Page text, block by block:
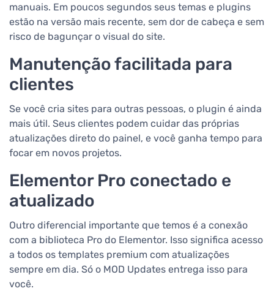
manuais. Em poucos segundos seus temas e plugins
estão na versão mais recente, sem dor de cabeça e sem
risco de bagunçar o visual do site.
Manutenção facilitada para
clientes
Se você cria sites para outras pessoas, o plugin é ainda
mais útil. Seus clientes podem cuidar das próprias
atualizações direto do painel, e você ganha tempo para
focar em novos projetos.
Elementor Pro conectado e
atualizado
Outro diferencial importante que temos é a conexão
com a biblioteca Pro do Elementor. Isso significa acesso
a todos os templates premium com atualizações
sempre em dia. Só o MOD Updates entrega isso para
você.